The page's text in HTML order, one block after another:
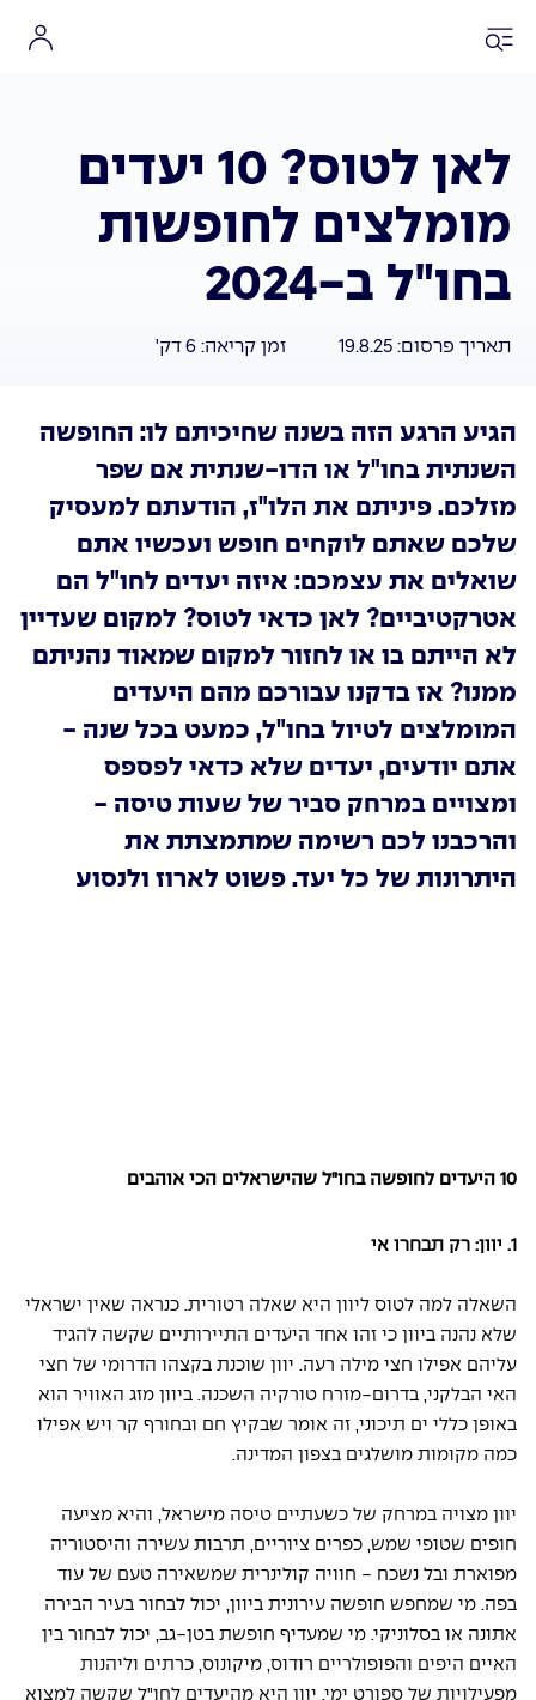
לאן לטוס? 10 יעדים
מומלצים לחופשות
בחו"ל ב-2024
תאריך פרסום: 19.8.25 זמן קריאה: 6 דק'
הגיע הרגע הזה בשנה שחיכיתם לו: החופשה
השנתית בחו"ל או הדו-שנתית אם שפר
מזלכם. פיניתם את הלו"ז, הודעתם למעסיק
שלכם שאתם לוקחים חופש ועכשיו אתם
שואלים את עצמכם: איזה יעדים לחו"ל הם
אטרקטיביים? לאן כדאי לטוס? למקום שעדיין
לא הייתם בו או לחזור למקום שמאוד נהניתם
ממנו? אז בדקנו עבורכם מהם היעדים
המומלצים לטיול בחו"ל, כמעט בכל שנה -
אתם יודעים, יעדים שלא כדאי לפספס
ומצויים במרחק סביר של שעות טיסה -
והרכבנו לכם רשימה שמתמצתת את
היתרונות של כל יעד. פשוט לארוז ולנסוע
10 היעדים לחופשה בחו"ל שהישראלים הכי אוהבים
1. יוון: רק תבחרו אי
השאלה למה לטוס ליוון היא שאלה רטורית. כנראה שאין ישראלי
שלא נהנה ביוון כי זהו אחד היעדים התיירותיים שקשה להגיד
עליהם אפילו חצי מילה רעה. יוון שוכנת בקצהו הדרומי של חצי
האי הבלקני, בדרום-מזרח טורקיה השכנה. ביוון מזג האוויר הוא
באופן כללי ים תיכוני, זה אומר שבקיץ חם ובחורף קר ויש אפילו
כמה מקומות מושלגים בצפון המדינה.
יוון מצויה במרחק של כשעתיים טיסה מישראל, והיא מציעה
חופים שטופי שמש, כפרים ציוריים, תרבות עשירה והיסטוריה
מפוארת ובל נשכח - חוויה קולינרית שמשאירה טעם של עוד
בפה. מי שמחפש חופשה עירונית ביוון, יכול לבחור בעיר הבירה
אתונה או בסלוניקי. מי שמעדיף חופשת בטן-גב, יכול לבחור בין
האיים היפים והפופולריים רודוס, מיקונוס, כרתים וליהנות
מפעילויות של ספורט ימי. יוון היא מהיעדים לחו"ל שקשה למצוא